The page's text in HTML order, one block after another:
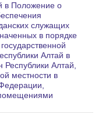
в Положение о
служащих
в порядке
Алтай в
Республики Алтай,
местности в